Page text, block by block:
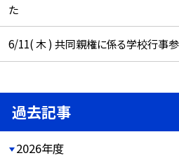
た
6/11( 木 ) 共同親権に係る学校行事
過去記事
2026年度